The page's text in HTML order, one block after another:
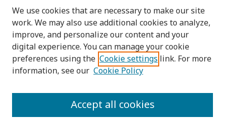
Browse
Collections
Disciplines
Authors
We use cookies that are necessary to make our site
work. We may also use additional cookies to analyze,
improve, and personalize our content and your
digital experience. You can manage your cookie
preferences using the Cookie settings link. For more
information, see our Cookie Policy
Accept all cookies